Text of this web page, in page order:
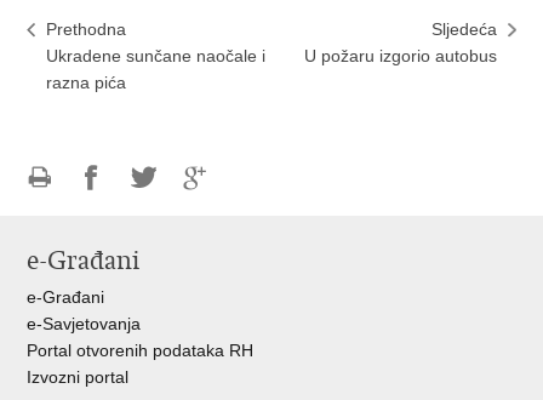
Prethodna
Ukradene sunčane naočale i
razna pića
Sljedeća
U požaru izgorio autobus
FacebookuTwitteru
e-Građani
e-Građani
e-Savjetovanja
Portal otvorenih podataka RH
Izvozni portal